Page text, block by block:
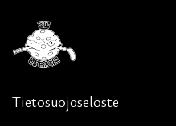
Tietosuojaseloste